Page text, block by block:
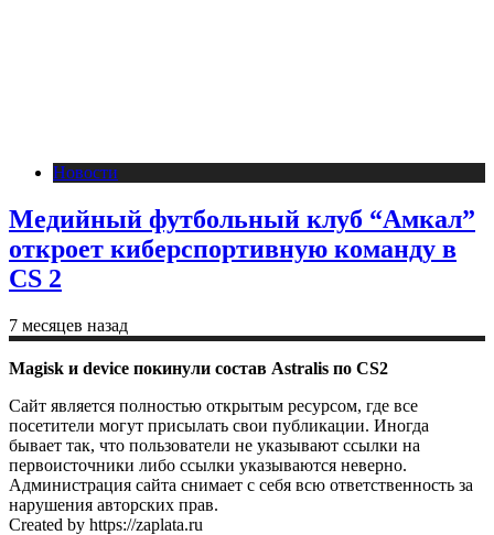
Новости
Медийный футбольный клуб “Амкал”
откроет киберспортивную команду в
CS 2
7 месяцев назад
Magisk и device покинули состав Astralis по CS2
Сайт является полностью открытым ресурсом, где все
посетители могут присылать свои публикации. Иногда
бывает так, что пользователи не указывают ссылки на
первоисточники либо ссылки указываются неверно.
Администрация сайта снимает с себя всю ответственность за
нарушения авторских прав.
Created by https://zaplata.ru